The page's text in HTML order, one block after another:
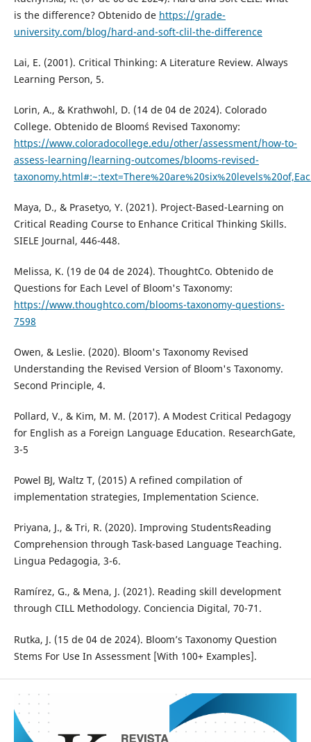
is the difference? Obtenido de https://grade-
university.com/blog/hard-and-soft-clil-the-difference
Lai, E. (2001). Critical Thinking: A Literature Review. Always
Learning Person, 5.
Lorin, A., & Krathwohl, D. (14 de 04 de 2024). Colorado
College. Obtenido de Bloom´s Revised Taxonomy:
https://www.coloradocollege.edu/other/assessment/how-to-
assess-learning/learning-outcomes/blooms-revised-
Maya, D., & Prasetyo, Y. (2021). Project-Based-Learning on
Critical Reading Course to Enhance Critical Thinking Skills.
SIELE Journal, 446-448.
Melissa, K. (19 de 04 de 2024). ThoughtCo. Obtenido de
Questions for Each Level of Bloom's Taxonomy:
https://www.thoughtco.com/blooms-taxonomy-questions-
7598
Owen, & Leslie. (2020). Bloom's Taxonomy Revised
Understanding the Revised Version of Bloom's Taxonomy.
Second Principle, 4.
Pollard, V., & Kim, M. M. (2017). A Modest Critical Pedagogy
for English as a Foreign Language Education. ResearchGate,
3-5
Powel BJ, Waltz T, (2015) A refined compilation of
implementation strategies, Implementation Science.
Priyana, J., & Tri, R. (2020). Improving Students´Reading
Comprehension through Task-based Language Teaching.
Lingua Pedagogia, 3-6.
Ramírez, G., & Mena, J. (2021). Reading skill development
through CILL Methodology. Conciencia Digital, 70-71.
Rutka, J. (15 de 04 de 2024). Bloom’s Taxonomy Question
Stems For Use In Assessment [With 100+ Examples].